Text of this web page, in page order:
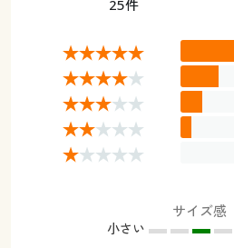
25件
サイズ感
小さい